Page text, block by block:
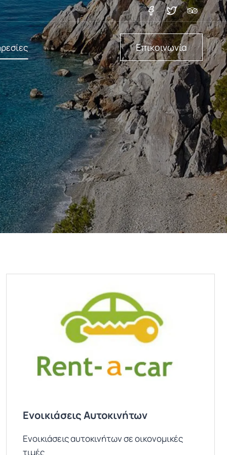
Επικοινωνία
Ενοικιάσεις Αυτοκινήτων
Ενοικιάσεις αυτοκινήτων σε οικονομικές
τιμές